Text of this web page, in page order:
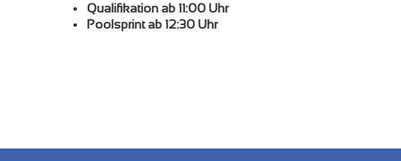
Qualifikation ab 11:00 Uhr
Poolsprint ab 12:30 Uhr